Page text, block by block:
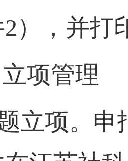
2），并打
项管理
立项。申